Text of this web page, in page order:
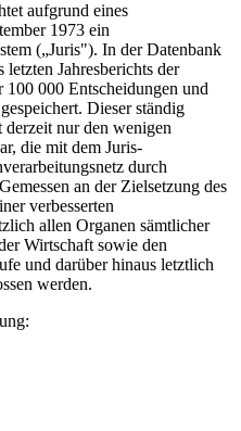
aufgrund eines
1973 ein
(„Juris"). In der Datenbank
letzten Jahresberichts der
100 000 Entscheidungen und
Dieser ständig
derzeit nur den wenigen
die mit dem Juris-
durch
an der Zielsetzung des
verbesserten
allen Organen sämtlicher
Wirtschaft sowie den
und darüber hinaus letztlich
werden.